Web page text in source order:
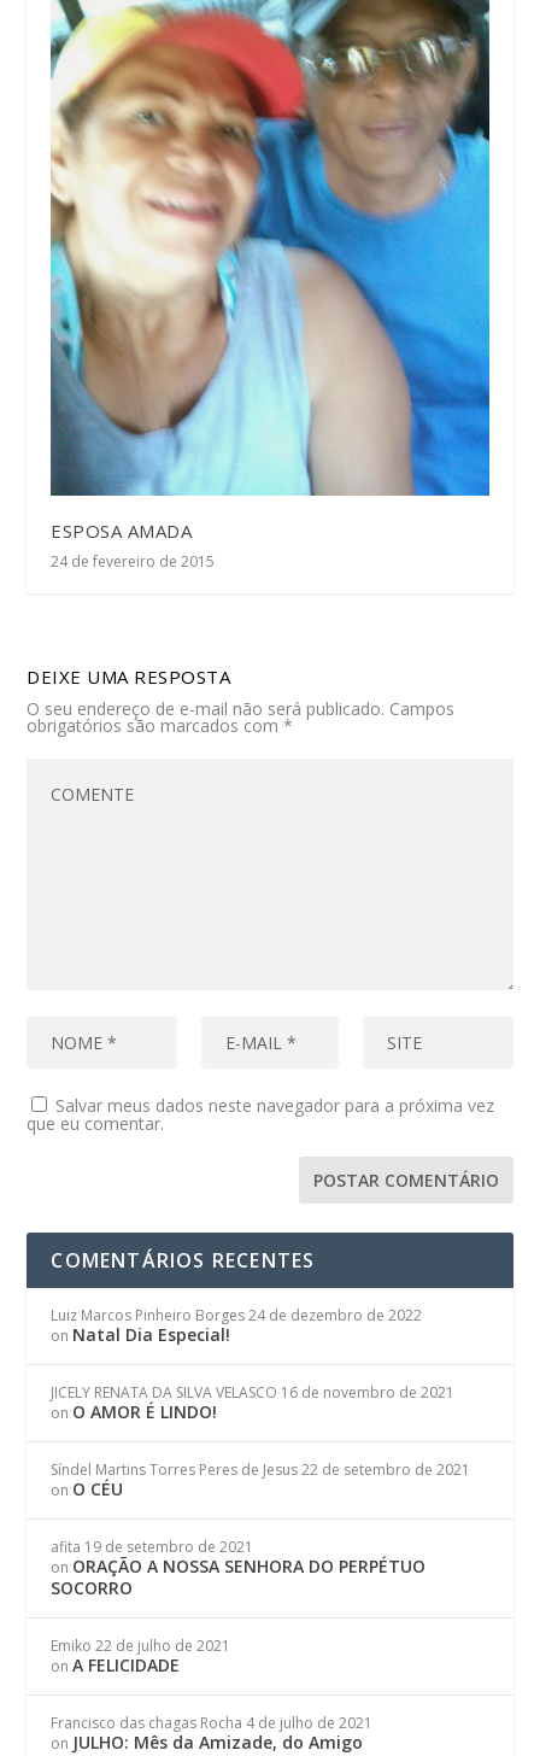
ESPOSA AMADA
24 de fevereiro de 2015
DEIXE UMA RESPOSTA
O seu endereço de e-mail não será publicado. Campos
obrigatórios são marcados com*
Salvar meus dados neste navegador para a próxima vez
que eu comentar.
COMENTÁRIOS RECENTES
Luiz Marcos Pinheiro Borges 24 de dezembro de 2022
on Natal Dia Especial!
JICELY RENATA DA SILVA VELASCO 16 de novembro de 2021
on O AMOR É LINDO!
Síndel Martins Torres Peres de Jesus 22 de setembro de 2021
on O CÉU
afita 19 de setembro de 2021
on ORAÇÃO A NOSSA SENHORA DO PERPÉTUO
SOCORRO
Emiko 22 de julho de 2021
onA FELICIDADE
Francisco das chagas Rocha 4 de julho de 2021
on JULHO: Mês da Amizade, do Amigo